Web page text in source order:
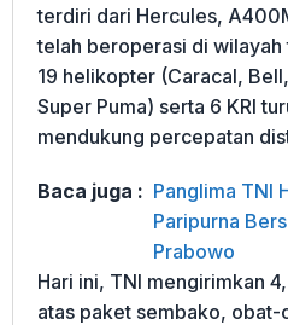
terdiri dari Hercules,
telah beroperasi di
19 helikopter (Caracal,
Super Puma) serta 6 KRI
mendukung percepatan
Baca juga : Panglima TNI
Paripurna
Prabowo
Hari ini, TNI mengirimkan
atas paket sembako, obat-